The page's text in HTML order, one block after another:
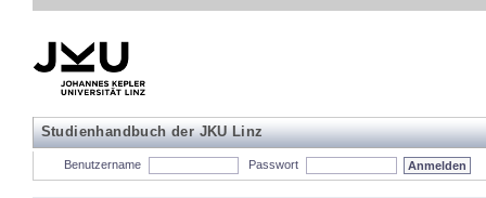
Studienhandbuch der JKU Linz
Benutzername Passwort